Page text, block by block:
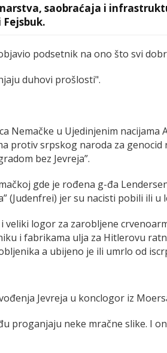
saobraćaja i
podsetnik na ono što svi
duhovi prošlosti".
Nemačke u Ujedinjenim nacijama
protiv srpskog naroda za genocid
bez Jevreja”.
gde je rođena g-đa
(Judenfrei) jer su nacisti pobili ili u
veliki logor za zarobljene
i fabrikama ulja za Hitlerovu
a ubijeno je ili umrlo od
Jevreja u konclogor iz
proganjaju neke mračne slike. I